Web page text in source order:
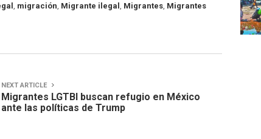
migración Migrante ilegal Migrantes Migrantes
NEXT ARTICLE
Migrantes LGTBI buscan refugio en México
ante las políticas de Trump